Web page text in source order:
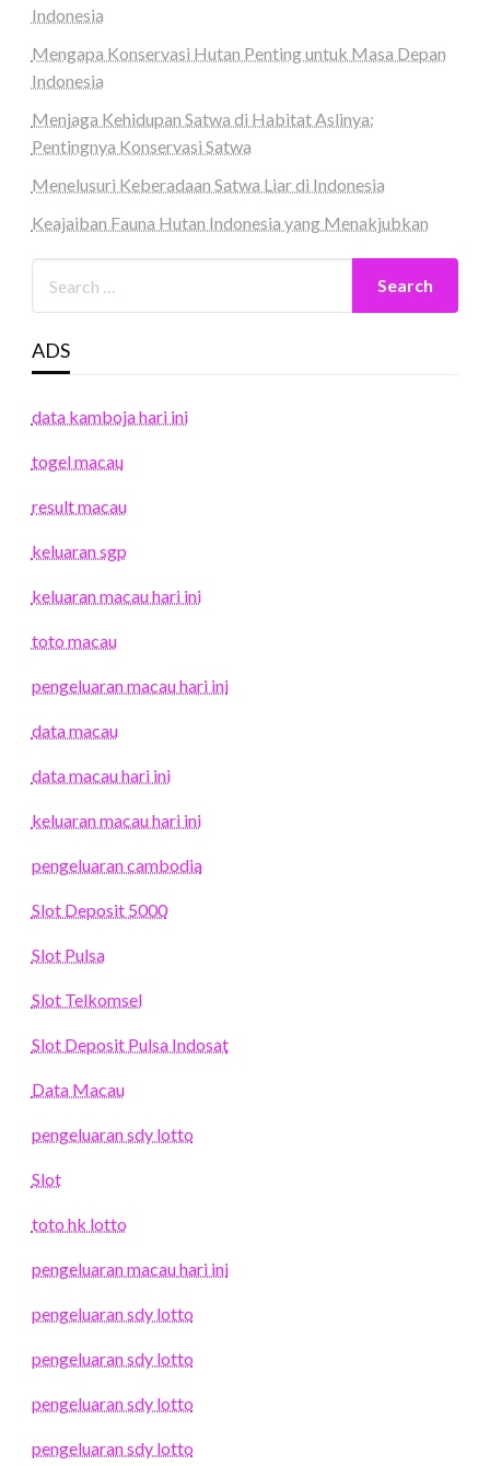
Indonesia
Mengapa Konservasi Hutan Penting untuk Masa Depan
Indonesia
Menjaga Kehidupan Satwa di Habitat Aslinya:
Pentingnya Konservasi Satwa
Menelusuri Keberadaan Satwa Liar di Indonesia
Keajaiban Fauna Hutan Indonesia yang Menakjubkan
ADS
data kamboja hari ini
togel macau
result macau
keluaran sgp
keluaran macau hari ini
toto macau
pengeluaran macau hari ini
data macau
data macau hari ini
keluaran macau hari ini
pengeluaran cambodia
Slot Deposit 5000
Slot Pulsa
Slot Telkomsel
Slot Deposit Pulsa Indosat
Data Macau
pengeluaran sdy lotto
Slot
toto hk lotto
pengeluaran macau hari ini
pengeluaran sdy lotto
pengeluaran sdy lotto
pengeluaran sdy lotto
pengeluaran sdy lotto